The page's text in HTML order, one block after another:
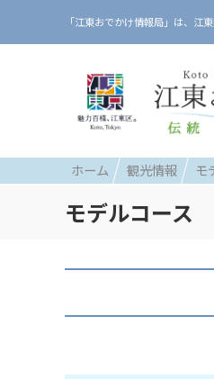
「江東おでかけ情報局」は、江
ホーム 観光情報 モ
モデルコース